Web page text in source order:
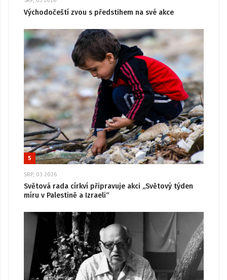
Východočeští zvou s předstihem na své akce
5
SRP, 03 2026
Světová rada církví připravuje akci „Světový týden
míru v Palestině a Izraeli“